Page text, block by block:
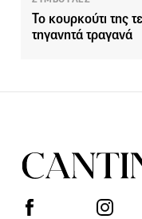
Το κουρκούτι της
τηγανητά τραγανά